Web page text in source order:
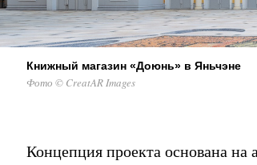
Книжный магазин «Доюнь» в Яньчэне
Фото © CreatAR Images
Концепция проекта основана